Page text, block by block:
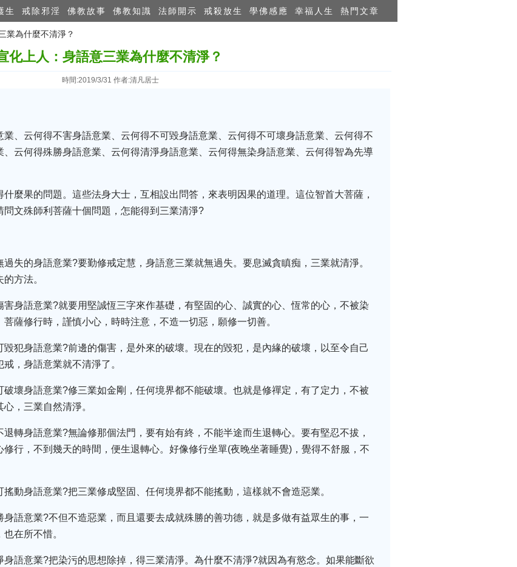
生 戒除邪淫 佛教故事 佛教知識 法師開示 戒殺放生 學佛感應 幸福人生 熱門文章
業為什麼不清淨？
化上人：身語意三業為什麼不清淨？
時間:2019/3/31 作者:清凡居士
業、云何得不害身語意業、云何得不可毀身語意業、云何得不可壞身語意業、云何得不
云何得殊勝身語意業、云何得清淨身語意業、云何得無染身語意業、云何得智為先導
麼果的問題。這些法身大士，互相設出問答，來表明因果的道理。這位智首大菩薩，
文殊師利菩薩十個問題，怎能得到三業清淨?
失的身語意業?要勤修戒定慧，身語意三業就無過失。要息滅貪瞋痴，三業就清淨。
方法。
身語意業?就要用堅誠恆三字來作基礎，有堅固的心、誠實的心、恆常的心，不被染
薩修行時，謹慎小心，時時注意，不造一切惡，願修一切善。
犯身語意業?前邊的傷害，是外來的破壞。現在的毀犯，是內緣的破壞，以至令自己
，身語意業就不清淨了。
壞身語意業?修三業如金剛，任何境界都不能破壞。也就是修禪定，有了定力，不被
，三業自然清淨。
轉身語意業?無論修那個法門，要有始有終，不能半途而生退轉心。要有堅忍不拔，
行，不到幾天的時間，便生退轉心。好像修行坐單(夜晚坐著睡覺)，覺得不舒服，不
動身語意業?把三業修成堅固、任何境界都不能搖動，這樣就不會造惡業。
語意業?不但不造惡業，而且還要去成就殊勝的善功德，就是多做有益眾生的事，一
在所不惜。
語意業?把染污的思想除掉，得三業清淨。為什麼不清淨?就因為有慾念。如果能斷欲